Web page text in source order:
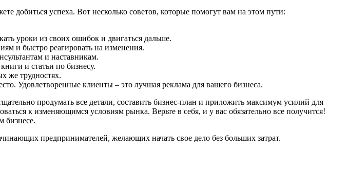
добиться успеха. Вот несколько советов, которые помогут вам на этом пути:
уроки из своих ошибок и двигаться дальше.
и быстро реагировать на изменения.
и наставникам.
и статьи по бизнесу.
же трудностях.
Удовлетворенные клиенты – это лучшая реклама для вашего бизнеса.
продумать все детали, составить бизнес-план и приложить максимум усилий для
к изменяющимся условиям рынка. Верьте в себя, и у вас обязательно все получится!
бизнесе.
предпринимателей, желающих начать свое дело без больших затрат.